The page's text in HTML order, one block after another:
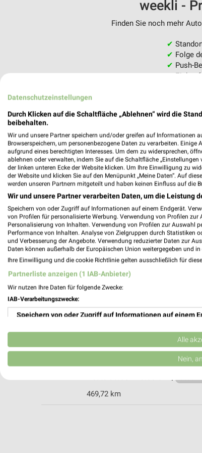
weekli -
Finden Sie noch mehr
✔
✔ Folge
✔ Push-
✔
AUTOMEISTER Schornsheim
55288 Schornsheim
470,46 km
Autohaus Schläfer Bürstadt
Forsthausstraße 14-16
469,72 km
Datenschutzeinstellungen
Durch Klicken auf die Schaltfläche „Ablehnen“ wird die
beibehalten.
Wir und unsere Partner speichern und/oder greifen auf Informationen
Browserspeichern, um personenbezogene Daten zu verarbeiten.
aufgrund eines berechtigten Interesses. Um dem zu widersprechen,
ablehnen oder verwalten, indem Sie auf die Schaltfläche
der linken unteren Ecke der Website klicken. Um Ihre Einwilligung zu
der Website und klicken Sie auf den Menüpunkt „Meine Daten“. Auf
werden unseren Partnern mitgeteilt und haben keinen Einfluss auf die
Wir und unsere Partner verarbeiten Daten, um die Leistung
Speichern von oder Zugriff auf Informationen auf einem Endgerät.
von Profilen für personalisierte Werbung. Verwendung von Profilen
Personalisierung von Inhalten. Verwendung von Profilen zur Auswahl
Performance von Inhalten. Analyse von Zielgruppen durch Statistiken
und Verbesserung der Angebote. Verwendung reduzierter Daten zur
Daten können außerhalb der Europäischen Union weitergegeben und in
Ihre Einwilligung und die cookie Richtlinie gelten ausschließlich für
Partnerliste anzeigen (1 IAB-Anbieter)
Wir nutzen Ihre Daten für folgende Zwecke:
IAB-Verarbeitungszwecke:
Speichern von oder Zugriff auf Informationen auf einem
Verwendung reduzierter Daten zur Auswahl von
Erstellung von Profilen für personalisierte Werbung
Erstellung von Profilen zur Personalisierung von Inhalten
Alle
Nein,